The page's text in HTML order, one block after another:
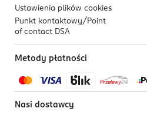
Ustawienia plików cookies
Punkt kontaktowy/ Point
of contact DSA
Metody płatności
Nasi dostawcy